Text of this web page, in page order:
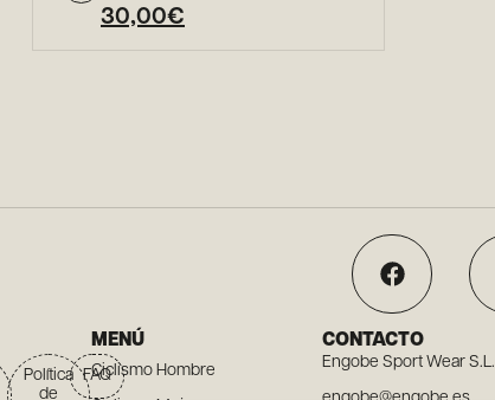
30,00€
Política
de
FAQ
MENÚ
Ciclismo Hombre
CONTACTO
Engobe Sport Wear S.L.